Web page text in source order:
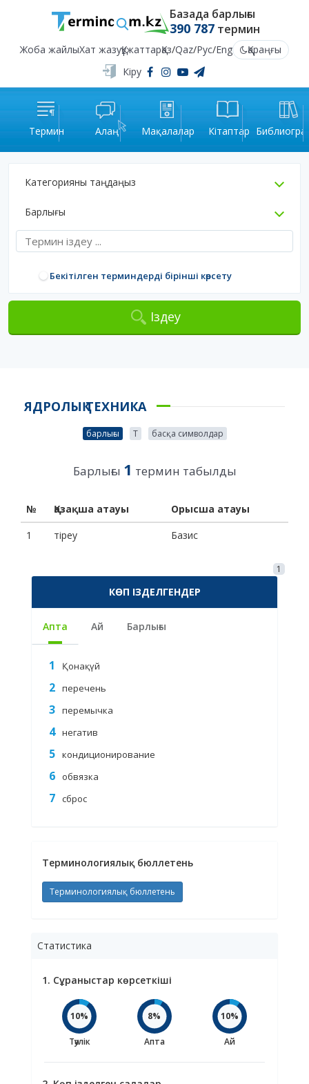
Базада барлығы
390 787термин
Жоба жайлыХат жазуҚұжаттарҚаз/Qaz/Рус/Eng
Қараңғы
Кіру
Термин Алаң Мақалалар Кітаптар
Категорияны таңдаңыз
Барлығы
Бекітілген терминдерді бірінші көрсету
Іздеу
ЯДРОЛЫҚ ТЕХНИКА
барлығы Т басқа символдар
Барлығы 1 термин табылды
№ Қазақша атауы
Орысша атауы
1
тіреу Базис
1
КӨП ІЗДЕЛГЕНДЕР
Апта Ай Барлығы
Қонақүй
перечень
перемычка
негатив
кондиционирование
обвязка
сброс
Терминологиялық бюллетень
Терминологиялық бюллетень
Статистика
1. Сұраныстар көрсеткіші
10%
Тәулік
8%
Апта
10%
Ай